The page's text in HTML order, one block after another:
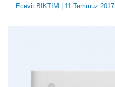
Ecevit BIKTIM | 11 Temmuz 2017